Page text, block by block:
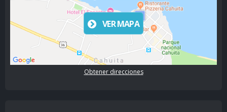
VER MAPA
Obtener direcciones